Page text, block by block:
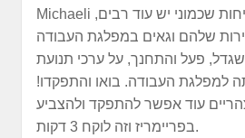
Michaeli מרב מיכאלי מוכיחות שכמוני יש עוד רבים,
שגדל, פעל והתחנך, על ערכי תנועת
למפלגת העבודה. בואו והתפקדו!
(28.1) בצהריים עוד אפשר להתפקד ולהצביע
בפריימריז וזה לוקח 3 דקות.